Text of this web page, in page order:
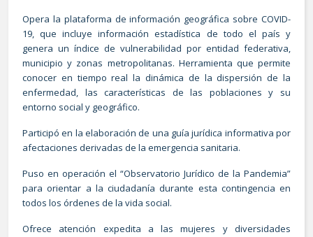
Opera la plataforma de información geográfica sobre COVID-
19, que incluye información estadística de todo el país y
genera un índice de vulnerabilidad por entidad federativa,
municipio y zonas metropolitanas. Herramienta que permite
conocer en tiempo real la dinámica de la dispersión de la
enfermedad, las características de las poblaciones y su
entorno social y geográfico.
Participó en la elaboración de una guía jurídica informativa por
afectaciones derivadas de la emergencia sanitaria.
Puso en operación el “Observatorio Jurídico de la Pandemia”
para orientar a la ciudadanía durante esta contingencia en
todos los órdenes de la vida social.
Ofrece atención expedita a las mujeres y diversidades